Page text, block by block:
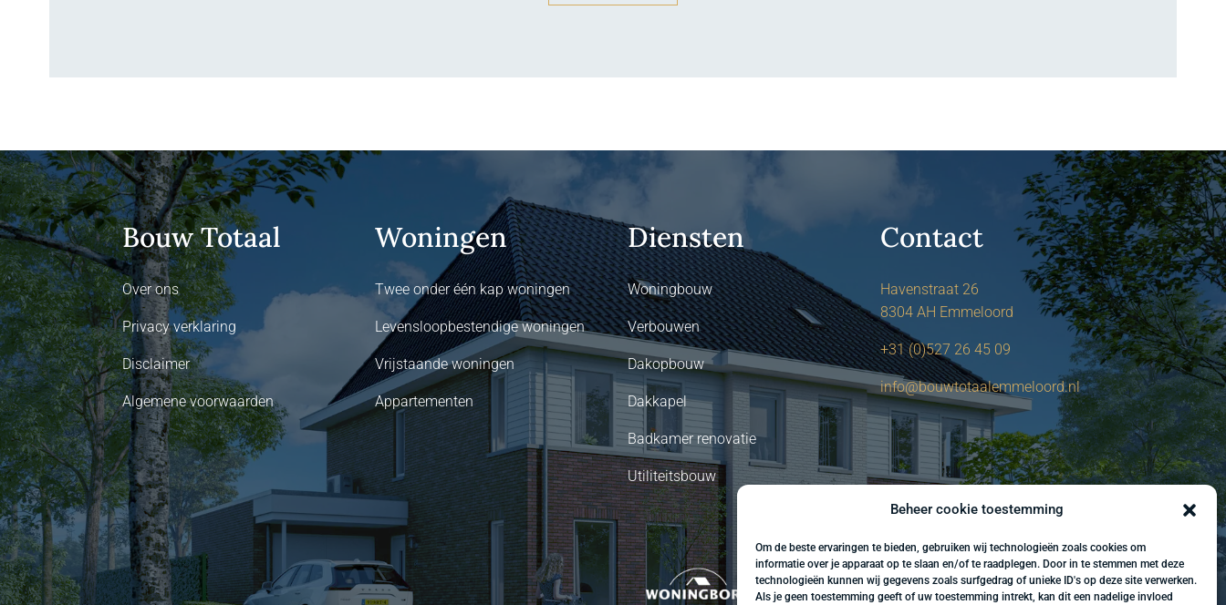
Beheer cookie toestemming
Om de beste ervaringen te bieden, gebruiken wij technologieën zoals cookies om
informatie over je apparaat op te slaan en/of te raadplegen. Door in te stemmen met deze
technologieën kunnen wij gegevens zoals surfgedrag of unieke ID's op deze site verwerken.
Als je geen toestemming geeft of uw toestemming intrekt, kan dit een nadelige invloed
Bouw Totaal
Over ons
Privacy verklaring
Disclaimer
Algemene voorwaarden
Woningen
Twee onder één kap woningen
Levensloopbestendige woningen
Vrijstaande woningen
Appartementen
Diensten
Woningbouw
Verbouwen
Dakopbouw
Dakkapel
Badkamer renovatie
Utiliteitsbouw
Contact
Havenstraat 26
8304 AH Emmeloord
+31 (0)527 26 45 09
info@bouwtotaalemmeloord.nl